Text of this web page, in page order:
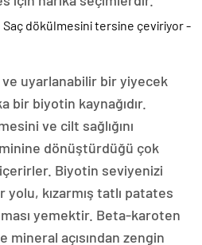
uyarlanabilir bir yiyecek
bir biyotin kaynağıdır.
ve cilt sağlığını
dönüştürdüğü çok
Biyotin seviyenizi
kızarmış tatlı patates
yemektir. Beta-karoten
açısından zengin